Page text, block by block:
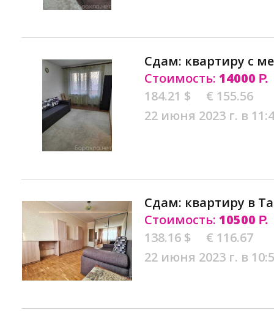
Сдам: квартиру с
Стоимость: 14000 Р.
184.21 $
€ 155.56
22 июня 2023 г. в
Сдам: квартиру в
Стоимость: 10500 Р.
138.16 $
€ 116.67
22 июня 2023 г. в